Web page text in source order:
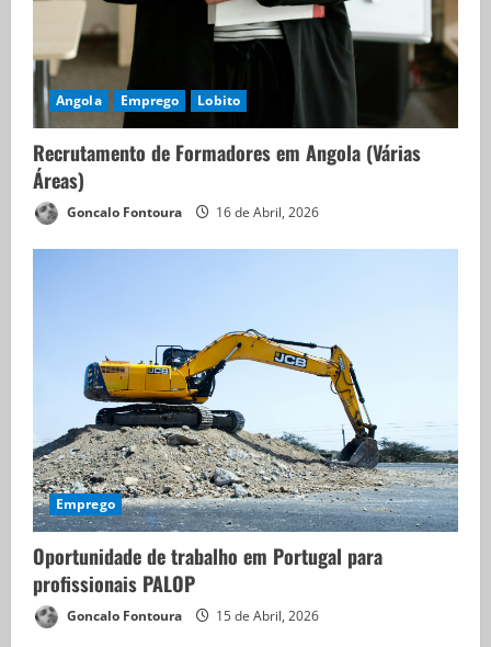
Angola Emprego Lobito
Recrutamento de Formadores em Angola (Várias
Áreas)
Goncalo Fontoura 16 de Abril, 2026
Emprego
Oportunidade de trabalho em Portugal para
profissionais PALOP
Goncalo Fontoura 15 de Abril, 2026